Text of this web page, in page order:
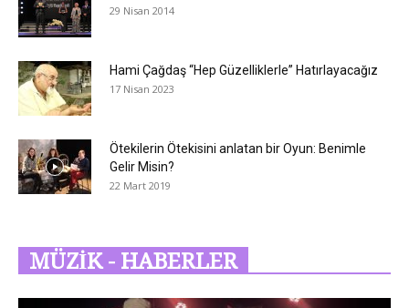
29 Nisan 2014
Hami Çağdaş “Hep Güzelliklerle” Hatırlayacağız
17 Nisan 2023
Ötekilerin Ötekisini anlatan bir Oyun: Benimle
Gelir Misin?
22 Mart 2019
MÜZİK - HABERLER